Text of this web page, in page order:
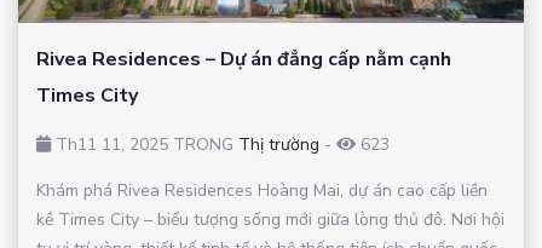
Rivea Residences – Dự án đẳng cấp nằm cạnh
Times City
Th11 11, 2025 TRONG Thị trường -
623
Khám phá Rivea Residences Hoàng Mai, dự án cao cấp liền
kề Times City – biểu tượng sống mới giữa lòng thủ đô. Nơi hội